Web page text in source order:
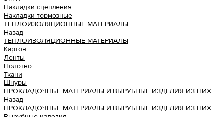
Накладки сцепления
Накладки тормозные
ТЕПЛОИЗОЛЯЦИОННЫЕ МАТЕРИАЛЫ
Назад
ТЕПЛОИЗОЛЯЦИОННЫЕ МАТЕРИАЛЫ
Картон
Ленты
Полотно
Ткани
Шнуры
ПРОКЛАДОЧНЫЕ МАТЕРИАЛЫ И ВЫРУБНЫЕ ИЗДЕЛИЯ ИЗ НИХ
Назад
ПРОКЛАДОЧНЫЕ МАТЕРИАЛЫ И ВЫРУБНЫЕ ИЗДЕЛИЯ ИЗ НИХ